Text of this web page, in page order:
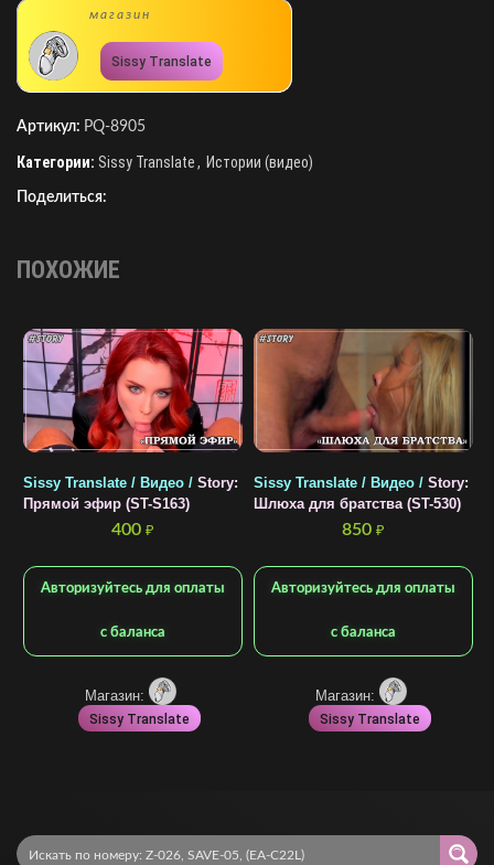
магазин
Sissy Translate
Артикул: PQ-8905
Категории: Sissy Translate, Истории (видео)
Поделиться:
ПОХОЖИЕ
Sissy Translate / Видео / Story:
Прямой эфир (ST-S163)
400 ₽
Авторизуйтесь для оплаты
с баланса
Магазин:
Sissy Translate
Sissy Translate / Видео / Story:
Шлюха для братства (ST-530)
850 ₽
Авторизуйтесь для оплаты
с баланса
Магазин:
Sissy Translate